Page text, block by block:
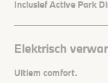
Inclusief Active Park
Elektrisch
Ultiem comfort.